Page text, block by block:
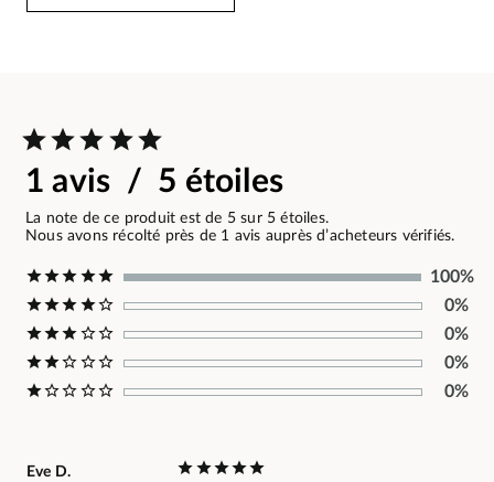
1 avis / 5 étoiles
La note de ce produit est de 5 sur 5 étoiles.
Nous avons récolté près de 1 avis auprès d’acheteurs vérifiés.
100%
0%
0%
0%
0%
Eve D.